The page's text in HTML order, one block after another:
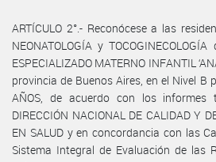
ARTÍCULO 2°.- Reconócese a las
NEONATOLOGÍA y TOCOGINECOLOGÍA
ESPECIALIZADO MATERNO INFANTIL
provincia de Buenos Aires, en el Nivel B
AÑOS, de acuerdo con los informes
DIRECCIÓN NACIONAL DE CALIDAD Y
EN SALUD y en concordancia con las
Sistema Integral de Evaluación de las